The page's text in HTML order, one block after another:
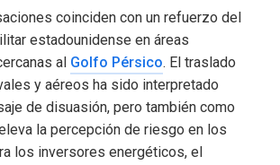
coinciden con un refuerzo del
estadounidense en áreas
al Golfo Pérsico. El traslado
y aéreos ha sido interpretado
de disuasión, pero también como
la percepción de riesgo en los
los inversores energéticos, el